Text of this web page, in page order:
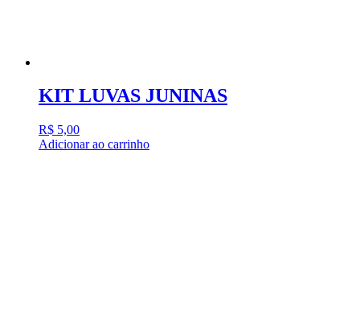
KIT LUVAS JUNINAS
R$ 5,00
Adicionar ao carrinho